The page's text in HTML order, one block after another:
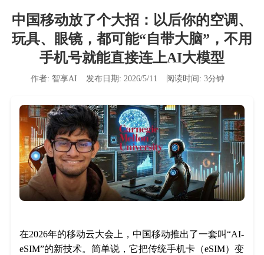
中国移动放了个大招：以后你的空调、
玩具、眼镜，都可能“自带大脑”，不用
手机号就能直接连上AI大模型
作者: 智享AI 发布日期: 2026/5/11 阅读时间: 3分钟
在2026年的移动云大会上，中国移动推出了一套叫“AI-
eSIM”的新技术。简单说，它把传统手机卡（eSIM）变